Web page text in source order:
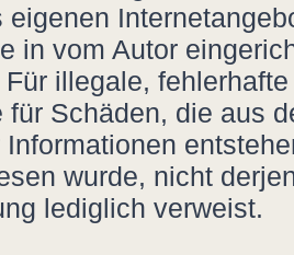
eigenen
in vom Autor
illegale,
für Schäden, die aus
Informationen
wurde, nicht
lediglich verweist.